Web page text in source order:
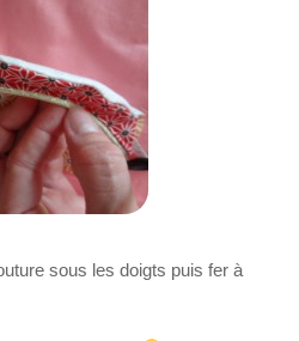
sous les doigts puis fer à